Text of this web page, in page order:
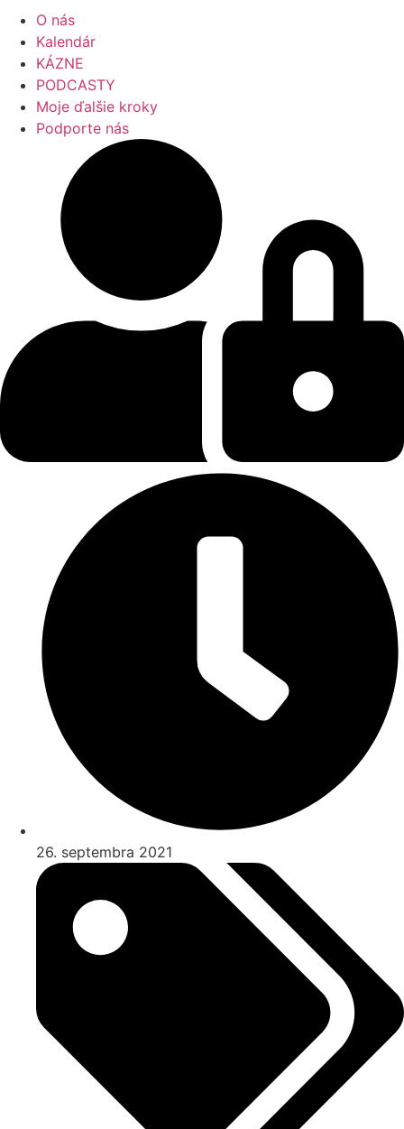
O nás
Kalendár
KÁZNE
PODCASTY
Moje ďalšie kroky
Podporte nás
26. septembra 2021